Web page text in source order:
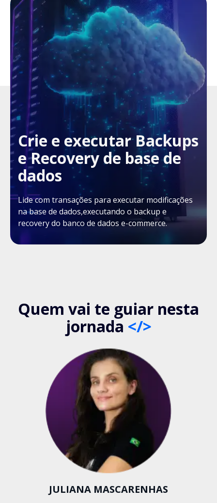
Crie e executar Backups
e Recovery de base de
dados
Lide com transações para executar modificações
na base de dados,executando o backup e
recovery do banco de dados e-commerce.
Quem vai te guiar nesta
jornada </>
JULIANA MASCARENHAS